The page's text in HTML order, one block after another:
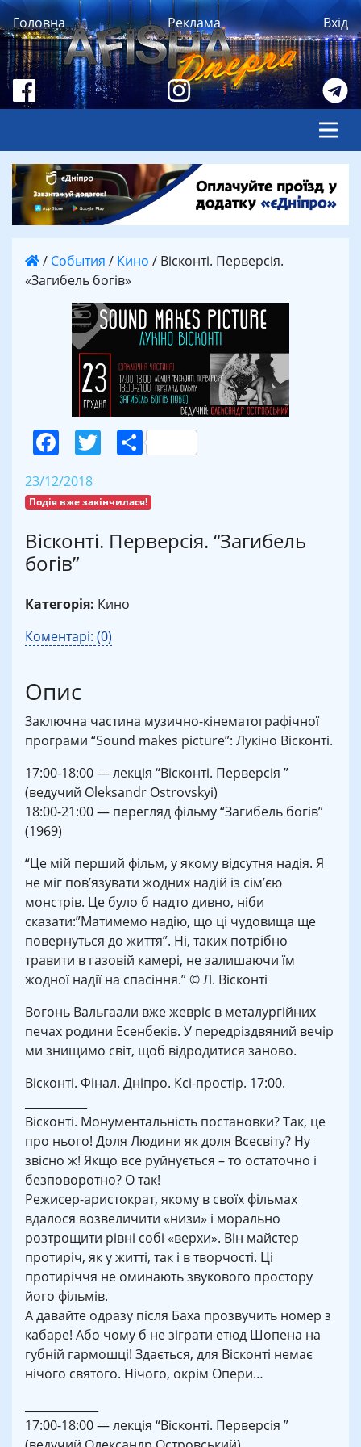
Головна Реклама Вхід
/ События / Кино / Вісконті. Перверсія.
«Загибель богів»
Facebook
Twitter
Поділитися
23/12/2018
Подія вже закінчилася!
Вісконті. Перверсія. “Загибель
богів”
Категорія: Кино
Коментарі: (0)
Опис
Заключна частина музично-кінематографічної
програми “Sound makes picture”: Лукіно Вісконті.
17:00-18:00 — лекція “Вісконті. Перверсія ”
(ведучий Oleksandr Ostrovskyi)
18:00-21:00 — перегляд фільму “Загибель богів”
(1969)
“Це мій перший фільм, у якому відсутня надія. Я
не міг пов’язувати жодних надій із сім’єю
монстрів. Це було б надто дивно, ніби
сказати:”Матимемо надію, що ці чудовища ще
повернуться до життя”. Ні, таких потрібно
травити в газовій камері, не залишаючи їм
жодної надії на спасіння.” © Л. Вісконті
Вогонь Вальгаали вже жевріє в металургійних
печах родини Есенбеків. У передріздвяний вечір
ми знищимо світ, щоб відродитися заново.
Вісконті. Фінал. Дніпро. Ксі-простір. 17:00.
Вісконті. Монументальність постановки? Так, це
про нього! Доля Людини як доля Всесвіту? Ну
звісно ж! Якщо все руйнується – то остаточно і
безповоротно? О так!
Режисер-аристократ, якому в своїх фільмах
вдалося возвеличити «низи» і морально
розтрощити рівні собі «верхи». Він майстер
протиріч, як у житті, так і в творчості. Ці
протиріччя не оминають звукового простору
його фільмів.
А давайте одразу після Баха прозвучить номер з
кабаре! Або чому б не зіграти етюд Шопена на
губній гармошці! Здається, для Вісконті немає
нічого святого. Нічого, окрім Опери…
17:00-18:00 — лекція “Вісконті. Перверсія ”